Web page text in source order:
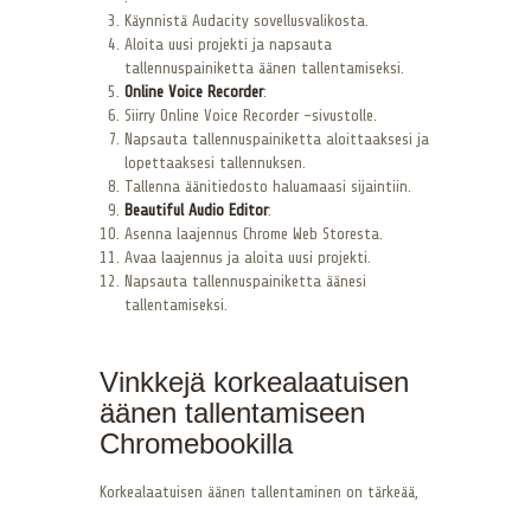
Käynnistä Audacity sovellusvalikosta.
Aloita uusi projekti ja napsauta
tallennuspainiketta äänen tallentamiseksi.
Online Voice Recorder:
Siirry Online Voice Recorder -sivustolle.
Napsauta tallennuspainiketta aloittaaksesi ja
lopettaaksesi tallennuksen.
Tallenna äänitiedosto haluamaasi sijaintiin.
Beautiful Audio Editor:
Asenna laajennus Chrome Web Storesta.
Avaa laajennus ja aloita uusi projekti.
Napsauta tallennuspainiketta äänesi
tallentamiseksi.
Vinkkejä korkealaatuisen
äänen tallentamiseen
Chromebookilla
Korkealaatuisen äänen tallentaminen on tärkeää,